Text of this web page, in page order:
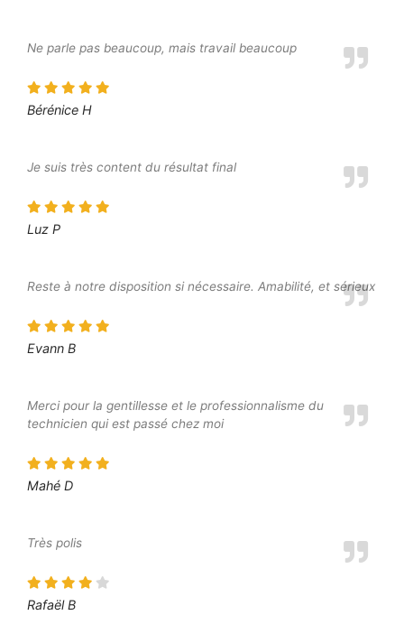
Ne parle pas beaucoup, mais travail beaucoup
Bérénice H
Je suis très content du résultat final
Luz P
Reste à notre disposition si nécessaire. Amabilité, et sérieux
Evann B
Merci pour la gentillesse et le professionnalisme du
technicien qui est passé chez moi
Mahé D
Très polis
Rafaël B